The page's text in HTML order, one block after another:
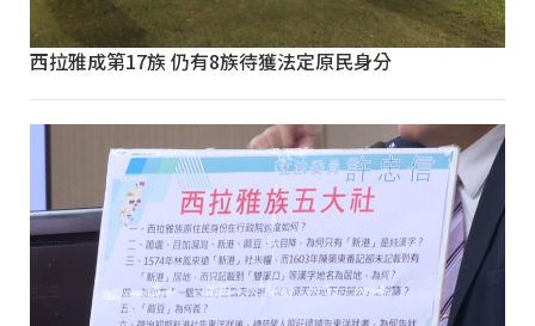
西拉雅成第17族 仍有8族待獲法定原民身分